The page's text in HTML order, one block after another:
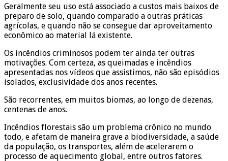
Geralmente seu uso está associado a custos mais baixos de
preparo de solo, quando comparado a outras práticas
agrícolas, e quando não se consegue dar aproveitamento
econômico ao material lá existente.
Os incêndios criminosos podem ter ainda ter outras
motivações. Com certeza, as queimadas e incêndios
apresentadas nos vídeos que assistimos, não são episódios
isolados, exclusividade dos anos recentes.
São recorrentes, em muitos biomas, ao longo de dezenas,
centenas de anos.
Incêndios florestais são um problema crônico no mundo
todo, e afetam de maneira grave a biodiversidade, a saúde
da população, os transportes, além de acelerarem o
processo de aquecimento global, entre outros fatores.